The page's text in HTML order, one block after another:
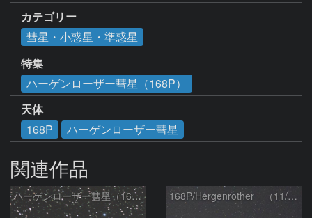
カテゴリー
彗星・小惑星・準惑星
特集
ハーゲンローザー彗星（168P）
天体
168P
ハーゲンローザー彗星
関連作品
ハーゲンローザー彗星（168P） 168P/Hergenrother （11/09）